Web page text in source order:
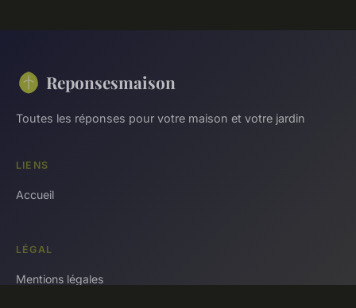
Reponsesmaison
Toutes les réponses pour votre maison et votre jardin
LIENS
Accueil
LÉGAL
Mentions légales